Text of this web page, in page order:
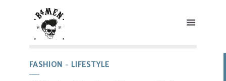
FASHION LIFESTYLE